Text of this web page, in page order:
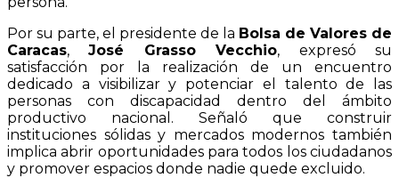
Por su parte, el presidente de la Bolsa de Valores de
Caracas,José Grasso Vecchio, expresó su
satisfacción por la realización de un encuentro
dedicado a visibilizar y potenciar el talento de las
personas con discapacidad dentro del ámbito
productivo nacional. Señaló que construir
instituciones sólidas y mercados modernos también
implica abrir oportunidades para todos los ciudadanos
y promover espacios donde nadie quede excluido.